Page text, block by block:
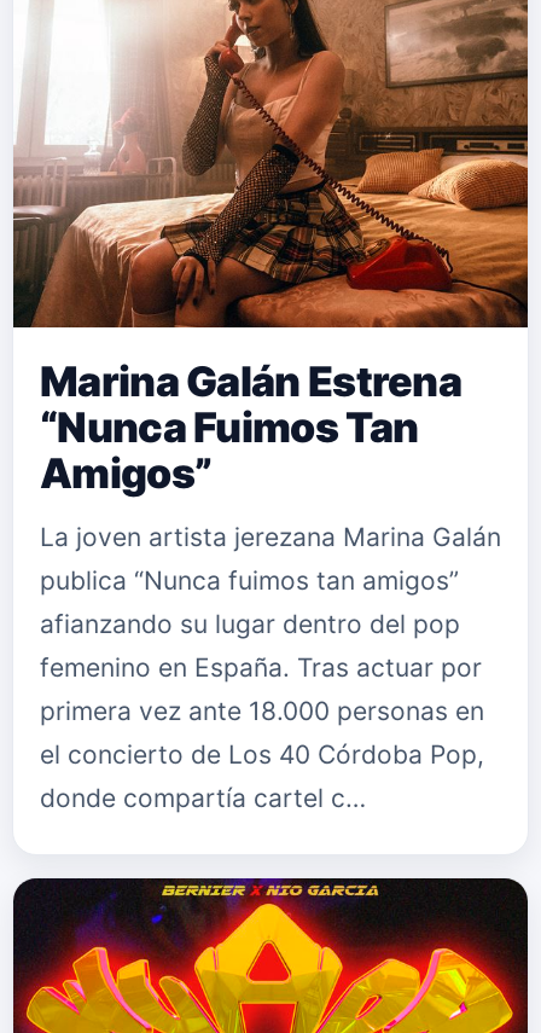
Marina Galán Estrena
“Nunca Fuimos Tan
Amigos”
La joven artista jerezana Marina Galán
publica “Nunca fuimos tan amigos”
afianzando su lugar dentro del pop
femenino en España. Tras actuar por
primera vez ante 18.000 personas en
el concierto de Los 40 Córdoba Pop,
donde compartía cartel c…